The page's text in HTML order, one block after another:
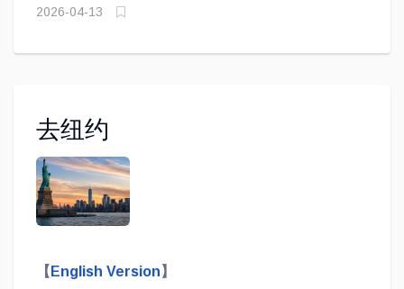
2026-04-13
去纽约
【 English Version 】